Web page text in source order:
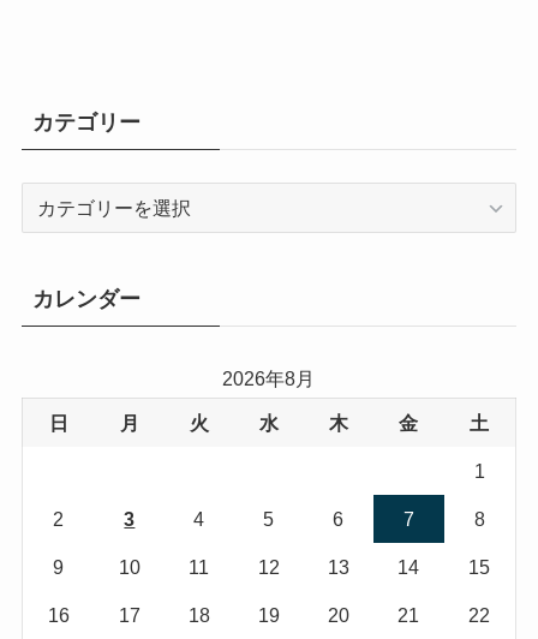
カテゴリー
ー
カレンダー
2026年8月
日 月 火 水 木 金 土
1
2 3 4 5 6 7 8
9 10 11 12 13 14 15
16 17 18 19 20 21 22